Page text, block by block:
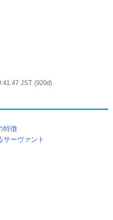
JST (920d)
特徴
サーヴァント